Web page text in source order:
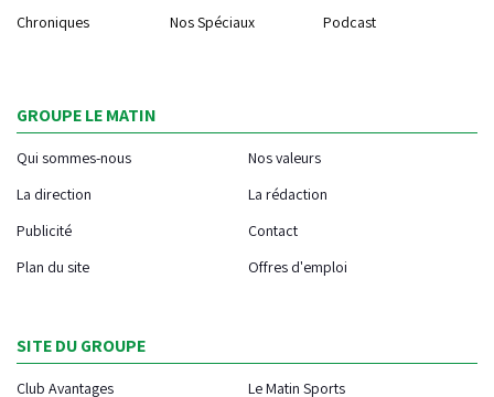
Chroniques
Nos Spéciaux Podcast
GROUPE LE MATIN
Qui sommes-nous
Nos valeurs
La direction
La rédaction
Publicité
Contact
Plan du site
Offres d'emploi
SITE DU GROUPE
Club Avantages
Le Matin Sports